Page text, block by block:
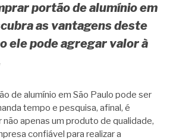
portão de alumínio em
as vantagens deste
ele pode agregar valor à
de alumínio em São Paulo pode ser
tempo e pesquisa, afinal, é
apenas um produto de qualidade,
confiável para realizar a